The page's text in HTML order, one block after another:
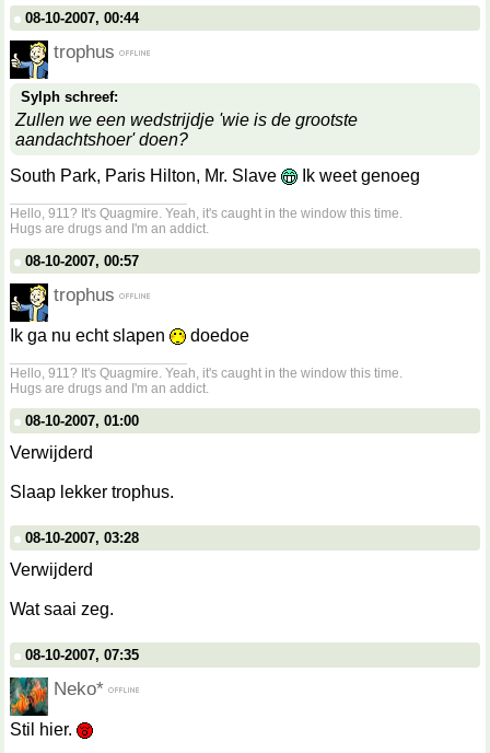
08-10-2007, 00:44
trophus
Sylph schreef:
Zullen we een wedstrijdje 'wie is de grootste
aandachtshoer' doen?
South Park, Paris Hilton, Mr. Slave
Ik weet genoeg
Hello, 911? It's Quagmire. Yeah, it's caught in the window this time.
Hugs are drugs and I'm an addict.
08-10-2007, 00:57
trophus
Ik ga nu echt slapen
doedoe
Hello, 911? It's Quagmire. Yeah, it's caught in the window this time.
Hugs are drugs and I'm an addict.
08-10-2007, 01:00
Verwijderd
Slaap lekker trophus.
08-10-2007, 03:28
Verwijderd
Wat saai zeg.
08-10-2007, 07:35
Neko*
Stil hier.